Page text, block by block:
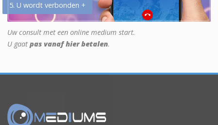
5. U wordt verbonden +
Uw consult met een online medium start.
U gaat pas vanaf hier betalen.